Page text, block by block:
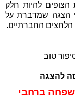
הצופים להיות חלק
הצגה שמדברת על
הלחצים החברתיים.
ברחבי